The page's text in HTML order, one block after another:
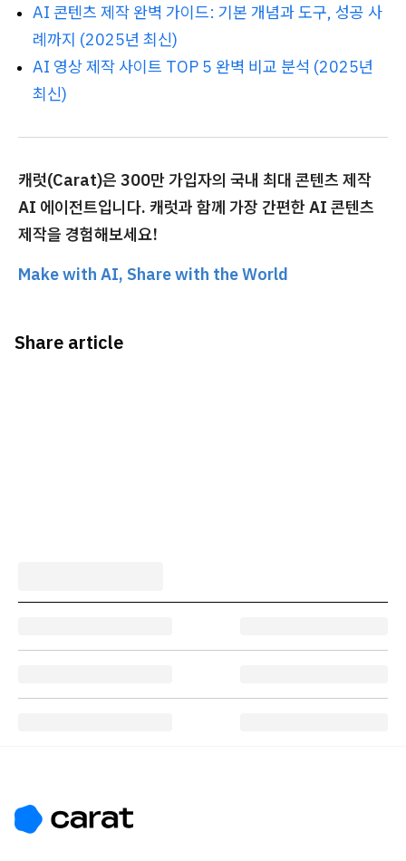
AI 콘텐츠 제작 완벽 가이드: 기본 개념과 도구, 성공 사
례까지 (2025년 최신)
AI 영상 제작 사이트 TOP 5 완벽 비교 분석 (2025년
최신)
캐럿(Carat)은 300만 가입자의 국내 최대 콘텐츠 제작
AI 에이전트입니다. 캐럿과 함께 가장 간편한 AI 콘텐츠
제작을 경험해보세요!
Make with AI, Share with the World
Share article